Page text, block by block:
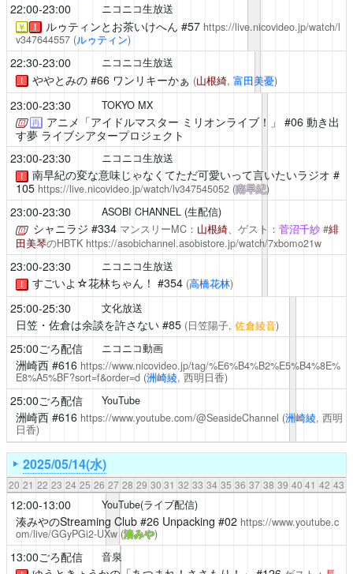
22:00-23:00 ニコニコ生放送
￥ ！ ルゥティンとお茶いけへん #57 https://live.nicovideo.jp/watch/l
v347644557 (ルゥティン)
22:30-23:00 ニコニコ生放送
！ ややとみの#66 ワンリキーかぁ (山根綺, 富田美憂)
23:00-23:30 TOKYO MX
再 アニメ「アイドルマスター ミリオンライブ！」 #06 動き出
す夢 ライブシアタープロジェクト
23:00-23:30
ニコニコ生放送
！ 南早紀の変な意味じゃなくてただ可愛いって言いたいラジオ #
105 https://live.nicovideo.jp/watch/lv347545052 (南早紀)
23:00-23:30 ASOBI CHANNEL (生配信)
シャニラジ #334 マンスリーMC： 山根綺、ゲスト： 菅沼千紗#緋
田美琴のHBTK https://asobichannel.asobistore.jp/watch/7xbomo21w
23:00-23:30 ニコニコ生放送
！ すごいよ☆花林ちゃん！ #354 (高橋花林)
25:00-25:30 文化放送
日笠・佐倉は余談を許さない#85 (日笠陽子, 佐倉綾音)
25:00ごろ配信 ニコニコ動画
洲崎西#616 https://www.nicovideo.jp/tag/%E6%B4%B2%E5%B4%8E%
E8%A5%BF?sort=f&order=d (洲崎綾, 西明日香)
25:00ごろ配信 YouTube
洲崎西#616 https://www.youtube.com/@SeasideChannel (洲崎綾, 西明
日香)
2025/05/14(水)
20 21 22 23 24 25 26 27 28 29 30 31 32 33 34 35 36 37 38 39 40 41 42 43
12:00-13:00 YouTube(ライブ配信)
湊みやのStreaming Club#26 Unpacking #02 https://www.youtube.c
om/live/GGyPGi2-UXw (湊みや)
13:00ごろ配信 音泉